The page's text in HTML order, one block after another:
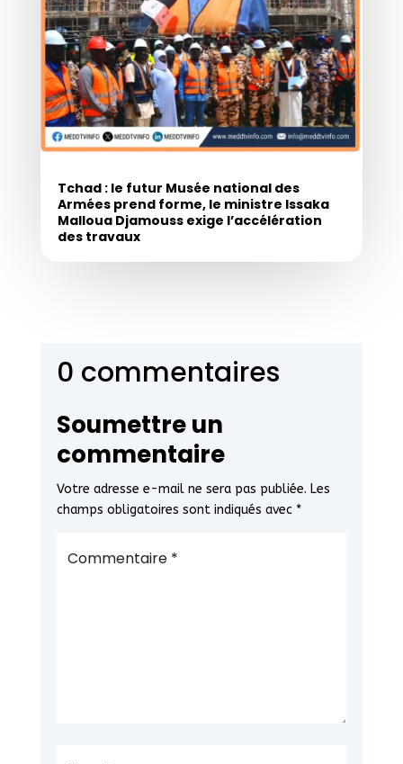
Tchad : le futur Musée national des
Armées prend forme, le ministre Issaka
Malloua Djamouss exige l’accélération
des travaux
0 commentaires
Soumettre un
commentaire
Votre adresse e-mail ne sera pas publiée. Les
champs obligatoires sont indiqués avec *